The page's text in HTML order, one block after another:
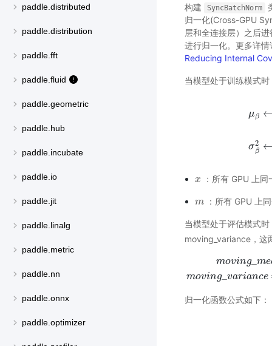
paddle.distributed
paddle.distribution
paddle.fft
paddle.fluid
paddle.geometric
paddle.hub
paddle.incubate
paddle.io
paddle.jit
paddle.linalg
paddle.metric
paddle.nn
paddle.onnx
paddle.optimizer
构建 SyncBatchNorm
归一化(Cross-GPU
层和全连接层）之后
进行归一化。更多详情
Reducing Internal
当模型处于训练模式时
μβ
σ2
β
x
x ：所有 GPU 上
m
m：所有 GPU 上
当模型处于评估模式时
moving_variance，这
moving_me
moving_ variance
g =m
归一化函数公式如下：